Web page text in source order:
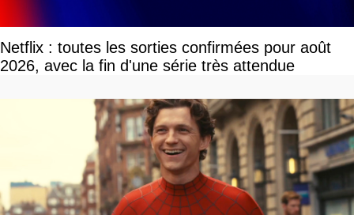
Netflix : toutes les sorties confirmées pour août
2026, avec la fin d'une série très attendue